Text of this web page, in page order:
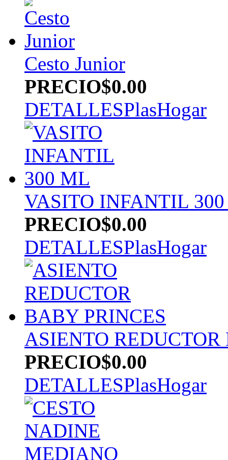
Cesto Junior
PRECIO$0.00
DETALLESPlasHogar
VASITO INFANTIL
PRECIO$0.00
DETALLESPlasHogar
ASIENTO
PRECIO$0.00
DETALLESPlasHogar